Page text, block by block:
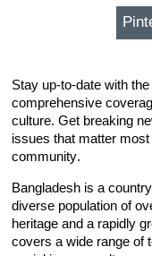
Stay up-to-date with
comprehensive
culture. Get breaking
issues that matter
community.
Bangladesh is a
diverse population of
heritage and a rapidly
covers a wide range of